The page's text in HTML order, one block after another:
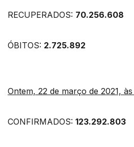
RECUPERADOS: 70.256.608
ÓBITOS: 2.725.892
Ontem, 22 de março de 2021, às
CONFIRMADOS: 123.292.803